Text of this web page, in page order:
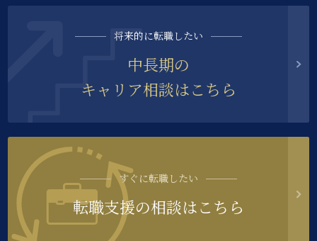
将来的に転職したい
中長期の
キャリア相談はこちら
すぐに転職したい
転職支援の相談はこちら